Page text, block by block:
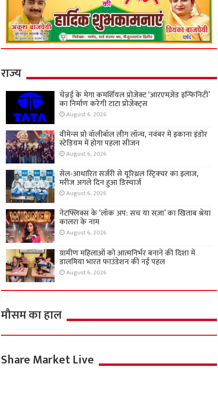
राज्य
चेन्नई के मेगा कमर्शियल प्रोजेक्ट ‘आरएमज़ेड इन्फिनिटी’
का निर्माण करेगी टाटा प्रोजेक्ट्स
August 6, 2026
वीमेन्स प्रो वॉलीबॉल लीग लॉन्च, नवंबर में इकाना इंडोर
स्टेडियम में होगा पहला सीजन
August 6, 2026
सेल-आधारित सर्जरी से यूरिथ्रल स्ट्रिक्चर का इलाज,
मरीज अगले दिन हुआ डिस्चार्ज
August 6, 2026
नेटफ्लिक्स के ‘लॉक अप: सच या सज़ा’ का खिताब श्रेया
कालरा के नाम
August 6, 2026
ग्रामीण महिलाओं को आत्मनिर्भर बनाने की दिशा में
डालमिया भारत फाउंडेशन की नई पहल
August 6, 2026
मौसम का हाल
Share Market Live